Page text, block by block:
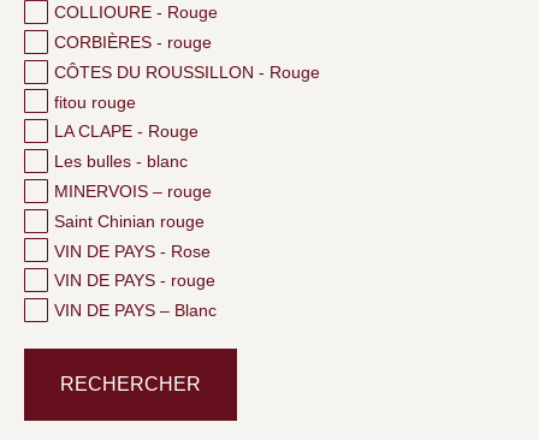
COLLIOURE - Rouge
CORBIÈRES - rouge
CÔTES DU ROUSSILLON - Rouge
fitou rouge
LA CLAPE - Rouge
Les bulles - blanc
MINERVOIS – rouge
Saint Chinian rouge
VIN DE PAYS - Rose
VIN DE PAYS - rouge
VIN DE PAYS – Blanc
RECHERCHER